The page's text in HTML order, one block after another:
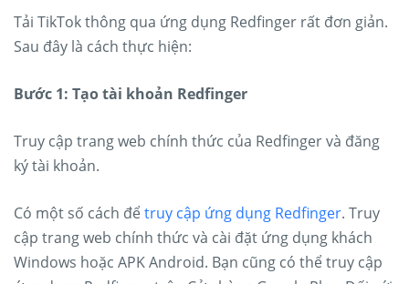
Tải TikTok thông qua ứng dụng Redfinger rất đơn giản.
Sau đây là cách thực hiện:
Bước 1: Tạo tài khoản Redfinger
Truy cập trang web chính thức của Redfinger và đăng
ký tài khoản.
Có một số cách để truy cập ứng dụng Redfinger. Truy
cập trang web chính thức và cài đặt ứng dụng khách
Windows hoặc APK Android. Bạn cũng có thể truy cập